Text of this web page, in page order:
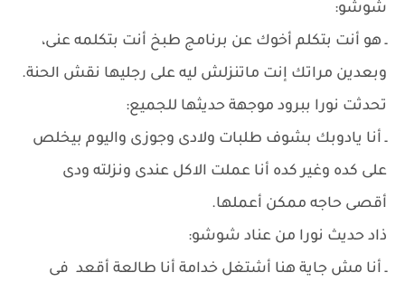
شوشو:
ـ هو أنت بتكلم أخوك عن برنامج طبخ أنت بتكلمه عنى،
وبعدين مراتك إنت ماتنزلش ليه على رجليها نقش الحنة.
تحدثت نورا ببرود موجهة حديثها للجميع:
ـ أنا يادوبك بشوف طلبات ولادى وجوزى واليوم بيخلص
على كده وغير كده أنا عملت الاكل عندى ونزلته ودى
أقصى حاجه ممكن أعملها.
ذاد حديث نورا من عناد شوشو:
ـ أنا مش جاية هنا أشتغل خدامة أنا طالعة أقعد فى